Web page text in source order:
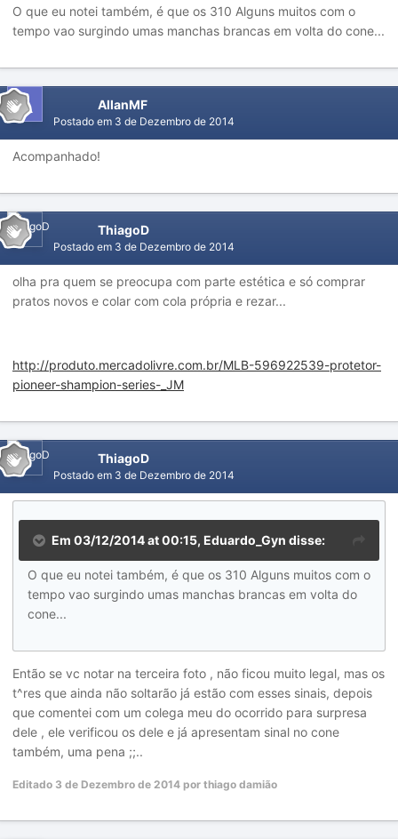
O que eu notei também, é que os 310 Alguns muitos com o
tempo vao surgindo umas manchas brancas em volta do cone...
AllanMF
Postado em 3 de Dezembro de 2014
Acompanhado!
ThiagoD
Postado em 3 de Dezembro de 2014
olha pra quem se preocupa com parte estética e só comprar
pratos novos e colar com cola própria e rezar...
http://produto.mercadolivre.com.br/MLB-596922539-protetor-
pioneer-shampion-series-_JM
ThiagoD
Postado em 3 de Dezembro de 2014
Em 03/12/2014 at 00:15, Eduardo_Gyn disse:
O que eu notei também, é que os 310 Alguns muitos com o
tempo vao surgindo umas manchas brancas em volta do
cone...
Então se vc notar na terceira foto , não ficou muito legal, mas os
t^res que ainda não soltarão já estão com esses sinais, depois
que comentei com um colega meu do ocorrido para surpresa
dele , ele verificou os dele e já apresentam sinal no cone
também, uma pena ;;..
Editado 3 de Dezembro de 2014 por thiago damião